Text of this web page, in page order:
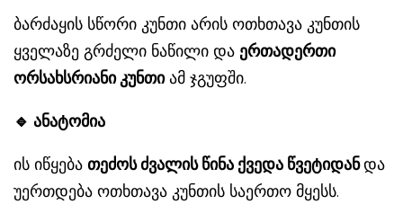
ბარძაყის სწორი კუნთი არის ოთხთავა კუნთის
ყველაზე გრძელი ნაწილი და ერთადერთი
ორსახსრიანი კუნთიამ ჯგუფში.
🔹 ანატომია
ის იწყება თეძოს ძვალის წინა ქვედა წვეტიდანდა
უერთდება ოთხთავა კუნთის საერთო მყესს.